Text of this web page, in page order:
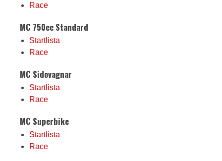
Race
MC 750cc Standard
Startlista
Race
MC Sidovagnar
Startlista
Race
MC Superbike
Startlista
Race